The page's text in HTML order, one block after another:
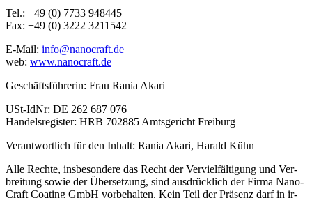
Tel.: +49 (0) 7733 948445
Fax: +49 (0) 3222 3211542
E-Mail: info@​nanocraft.​de
web: www.​nanocraft.​de
Ge­schäfts­füh­re­rin: Frau Rania Akari
USt-Id­Nr: DE 262 687 076
Han­dels­re­gis­ter: HRB 702885 Amts­ge­richt Frei­burg
Ver­ant­wort­lich für den In­halt: Rania Akari, Ha­rald Kühn
Alle Rech­te, ins­be­son­de­re das Recht der Ver­viel­fäl­ti­gung und Ver­
brei­tung sowie der Über­set­zung, sind aus­drück­lich der Firma Na­no­
Craft Coa­ting GmbH vor­be­hal­ten. Kein Teil der Prä­senz darf in ir­